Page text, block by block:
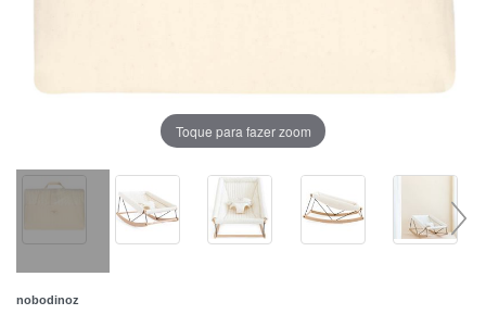
Toque para fazer zoom
nobodinoz